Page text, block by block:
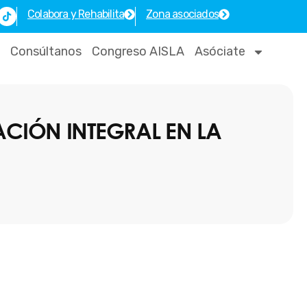
T
i
k
o
Colabora y Rehabilita Zona asociados
Consúltanos Congreso AISLA Asóciate
INTEGRAL EN LA